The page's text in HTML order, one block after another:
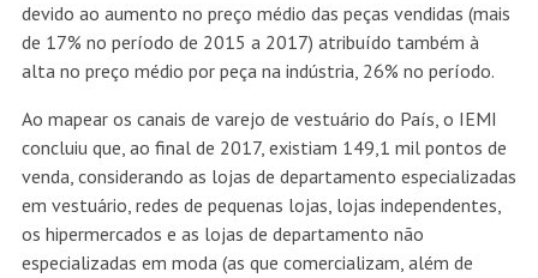
devido ao aumento no preço médio das peças vendidas (mais
de 17% no período de 2015 a 2017) atribuído também à
alta no preço médio por peça na indústria, 26% no período.
Ao mapear os canais de varejo de vestuário do País, o IEMI
concluiu que, ao final de 2017, existiam 149,1 mil pontos de
venda, considerando as lojas de departamento especializadas
em vestuário, redes de pequenas lojas, lojas independentes,
os hipermercados e as lojas de departamento não
especializadas em moda (as que comercializam, além de